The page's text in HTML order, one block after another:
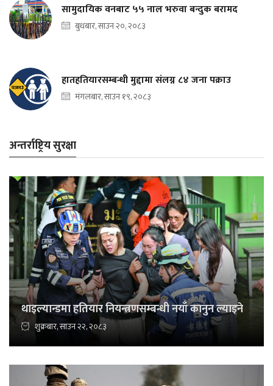
सामुदायिक वनबाट ५५ नाल भरुवा बन्दुक बरामद
बुधबार, साउन २०, २०८३
हातहतियारसम्बन्धी मुद्दामा संलग्न ८४ जना पक्राउ
मंगलबार, साउन १९, २०८३
अन्तर्राष्ट्रिय सुरक्षा
थाइल्यान्डमा हतियार नियन्त्रणसम्बन्धी नयाँ कानुन ल्याइने
शुक्रबार, साउन २२, २०८३